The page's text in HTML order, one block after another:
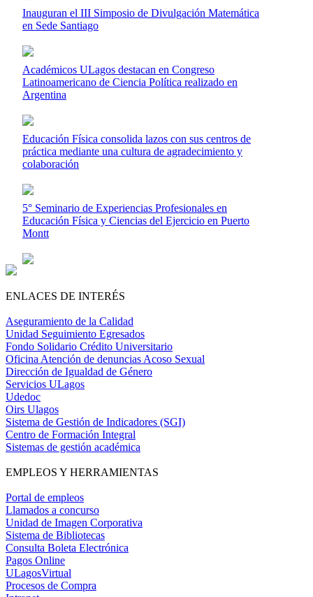
Inauguran el III Simposio de Divulgación Matemática
en Sede Santiago
Académicos ULagos destacan en Congreso
Latinoamericano de Ciencia Política realizado en
Argentina
Educación Física consolida lazos con sus centros de
práctica mediante una cultura de agradecimiento y
colaboración
5° Seminario de Experiencias Profesionales en
Educación Física y Ciencias del Ejercicio en Puerto
Montt
ENLACES DE INTERÉS
Aseguramiento de la Calidad
Unidad Seguimiento Egresados
Fondo Solidario Crédito Universitario
Oficina Atención de denuncias Acoso Sexual
Dirección de Igualdad de Género
Servicios ULagos
Udedoc
Oirs Ulagos
Sistema de Gestión de Indicadores (SGI)
Centro de Formación Integral
Sistemas de gestión académica
EMPLEOS Y HERRAMIENTAS
Portal de empleos
Llamados a concurso
Unidad de Imagen Corporativa
Sistema de Bibliotecas
Consulta Boleta Electrónica
Pagos Online
ULagosVirtual
Procesos de Compra